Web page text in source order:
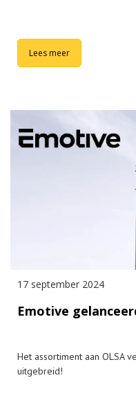
Lees meer
17 september 2024
Emotive
Het assortiment aan OLSA
uitgebreid!